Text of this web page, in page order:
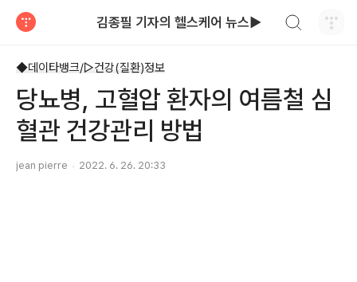
김종필 기자의 헬스케어 뉴스▶
◆데이타뱅크/▷건강(질환)정보
당뇨병, 고혈압 환자의 여름철 심
혈관 건강관리 방법
jean pierre 2022. 6. 26. 20:33